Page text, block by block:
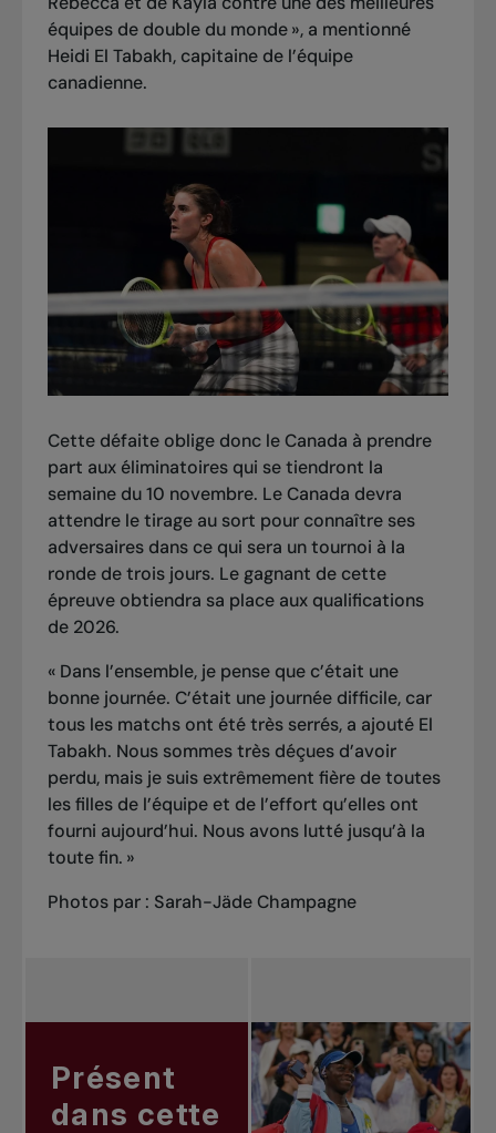
équipes de double du monde», a mentionné
Heidi El Tabakh, capitaine de l’équipe
canadienne.
Cette défaite oblige donc le Canada à prendre
part aux éliminatoires qui se tiendront la
semaine du 10 novembre. Le Canada devra
attendre le tirage au sort pour connaître ses
adversaires dans ce qui sera un tournoi à la
ronde de trois jours. Le gagnant de cette
épreuve obtiendra sa place aux qualifications
de 2026.
« Dans l’ensemble, je pense que c’était une
bonne journée. C’était une journée difficile, car
tous les matchs ont été très serrés, a ajouté El
Tabakh. Nous sommes très déçues d’avoir
perdu, mais je suis extrêmement fière de toutes
les filles de l’équipe et de l’effort qu’elles ont
fourni aujourd’hui. Nous avons lutté jusqu’à la
toute fin. »
Photos par : Sarah-Jäde Champagne
Présent
dans cette